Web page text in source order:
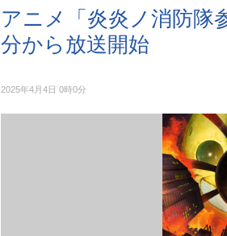
アニメ「炎炎ノ消防隊
分から放送開始
2025年4月4日 0時0分